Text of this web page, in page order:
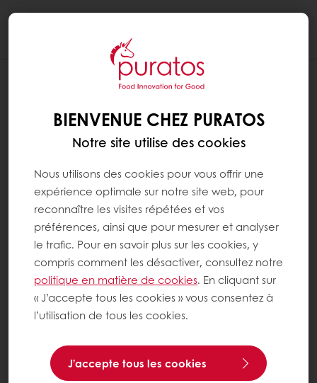
BIENVENUE CHEZ PURATOS
Notre site utilise des cookies
Nous utilisons des cookies pour vous offrir une
expérience optimale sur notre site web, pour
reconnaître les visites répétées et vos
préférences, ainsi que pour mesurer et analyser
le trafic. Pour en savoir plus sur les cookies, y
compris comment les désactiver, consultez notre
politique en matière de cookies. En cliquant sur
« J’accepte tous les cookies » vous consentez à
l’utilisation de tous les cookies.
J’accepte tous les cookies